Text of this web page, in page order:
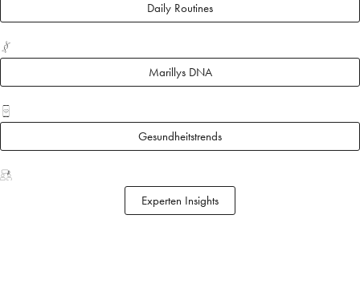
Daily Routines
Marillys DNA
Gesundheitstrends
Experten Insights